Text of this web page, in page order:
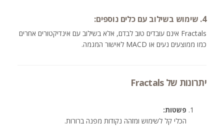
4. שימוש בשילוב עם כלים נוספים:
Fractals אינם עובדים טוב לבדם, אלא בשילוב עם אינדיקטורים אחרים
כמו ממוצעים נעים או MACD לאישור המגמה.
יתרונות של Fractals
פשטות:
הכלי קל לשימוש ומזהה נקודות מפנה ברורות.